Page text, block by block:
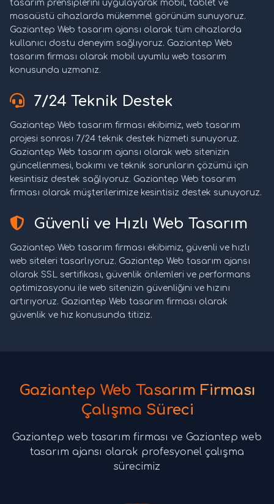
tasarım prensiplerini uygulayarak mobil, tablet ve
masaüstü cihazlarda mükemmel görünüm sunuyoruz.
Gaziantep Web tasarım ajansı olarak tüm cihazlarda
kullanıcı dostu deneyim sağlıyoruz. Gaziantep Web
tasarım firması olarak mobil uyumlu web tasarım
konusunda uzmanız.
7/24 Teknik Destek
Gaziantep Web tasarım firması ekibimiz, web tasarım
projesi sonrası 7/24 teknik destek hizmeti sunuyoruz.
Gaziantep Web tasarım ajansı olarak web sitenizin
güncellenmesi, bakımı ve teknik sorunların çözümü için
kesintisiz destek sağlıyoruz. Gaziantep Web tasarım
firması olarak müşterilerimize kesintisiz destek sunuyoruz.
Güvenli ve Hızlı Web Tasarım
Gaziantep Web tasarım firması ekibimiz, güvenli ve hızlı
web siteleri tasarlıyoruz. Gaziantep Web tasarım ajansı
olarak SSL sertifikası, güvenlik önlemleri ve performans
optimizasyonu ile web sitenizin güvenliğini ve hızını
artırıyoruz. Gaziantep Web tasarım firması olarak
güvenlik ve hız konusunda titiziz.
Gaziantep Web Tasarım Firması
Çalışma Süreci
Gaziantep web tasarım firması ve Gaziantep web
tasarım ajansı olarak profesyonel çalışma
sürecimiz